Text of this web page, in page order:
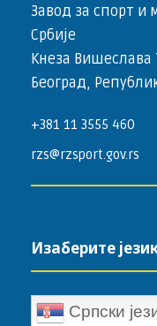
Завод за спорт и
Србије
Кнеза Вишеслава
Београд,
+381 11 3555 460
rzs@rzsport.gov.rs
Изаберите
Српски